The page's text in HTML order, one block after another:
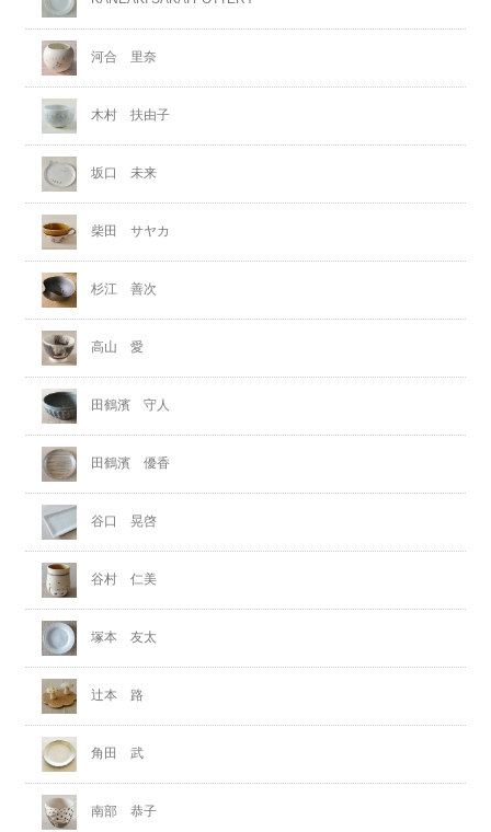
河合 里奈
木村 扶由子
坂口 未来
柴田 サヤカ
杉江 善次
高山 愛
田鶴濱 守人
田鶴濱 優香
谷口 晃啓
谷村 仁美
塚本 友太
辻本 路
角田 武
南部 恭子